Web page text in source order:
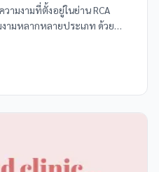
ามงามที่ตั้งอยู่ในย่าน RCA
ามหลากหลายประเภท ด้วย